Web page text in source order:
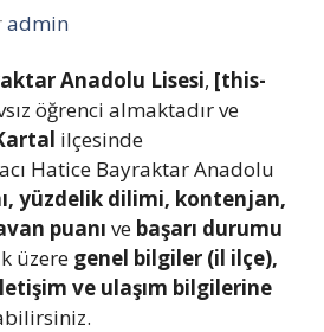
admin
Anadolu Lisesi, [this-
öğrenci almaktadır ve
ilçesinde
Hatice Bayraktar Anadolu
yüzdelik dilimi, kontenjan,
puanı ve başarı durumu
üzere genel bilgiler (il ilçe),
ve ulaşım bilgilerine